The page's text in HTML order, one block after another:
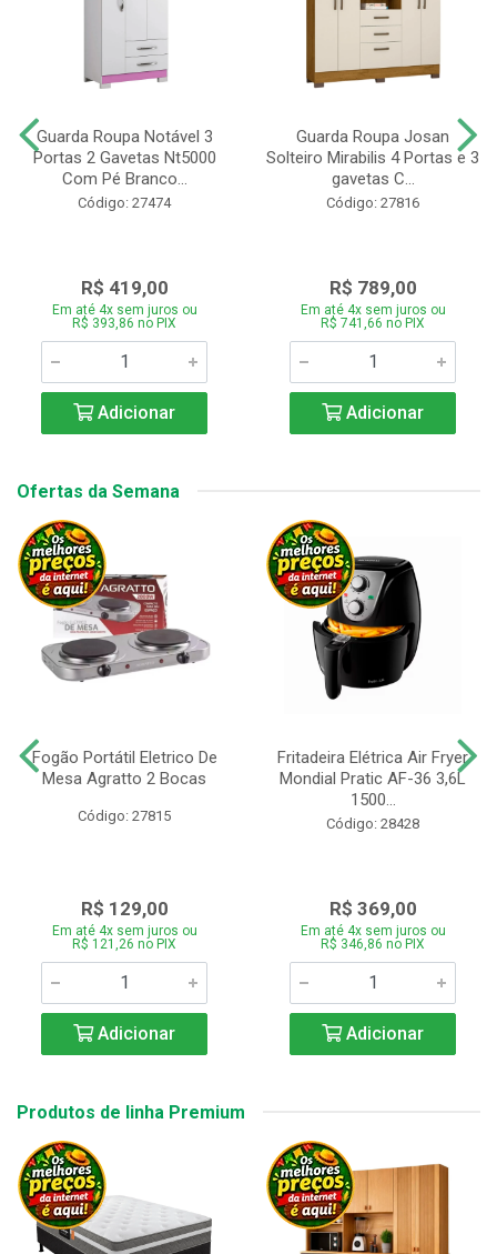
Guarda Roupa Notável 3
Portas 2 Gavetas Nt5000
Com Pé Branco...
Código: 27474
R$ 419,00
Em até 4x sem juros ou
R$ 393,86 no PIX
Adicionar
Guarda Roupa Josan
Solteiro Mirabilis 4 Portas e 3
gavetas C...
Código: 27816
R$ 789,00
Em até 4x sem juros ou
R$ 741,66 no PIX
Adicionar
Ofertas da Semana
Fogão Portátil Eletrico De
Mesa Agratto 2 Bocas
Código: 27815
R$ 129,00
Em até 4x sem juros ou
R$ 121,26 no PIX
Adicionar
Fritadeira Elétrica Air Fryer
Mondial Pratic AF-36 3,6L
1500...
Código: 28428
R$ 369,00
Em até 4x sem juros ou
R$ 346,86 no PIX
Adicionar
Produtos de linha Premium